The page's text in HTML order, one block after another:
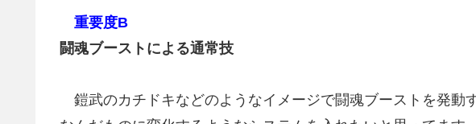
重要度B
闘魂ブーストによる通常技
鎧武のカチドキなどのようなイメージで闘魂ブーストを発動